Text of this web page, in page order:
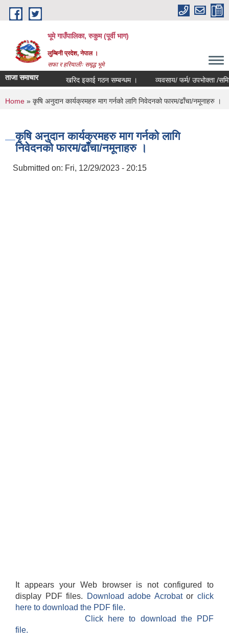
Skip to main content
भूमे गाउँपालिका, रुकुम (पूर्वी भाग)
लुम्बिनी प्रदेश, नेपाल ।
सफा र हरियालीः समृद्ध भूमे
ताजा समाचार खरिद इकाई गठन सम्बन्धम । व्यवसाय/ फर्म/ उपभोक्ता /समिति/
You are here
Home » कृषि अनुदान कार्यक्रमहरु माग गर्नको लागि निवेदनको फारम/ढाँचा/नमूनाहरु ।
कृषि अनुदान कार्यक्रमहरु माग गर्नको लागि
निवेदनको फारम/ढाँचा/नमूनाहरु ।
Submitted on: Fri, 12/29/2023 - 20:15
It appears your Web browser is not configured to
display PDF files.
Download adobe Acrobatorclick
here to download the PDF file.
Click here to download the PDF
file.